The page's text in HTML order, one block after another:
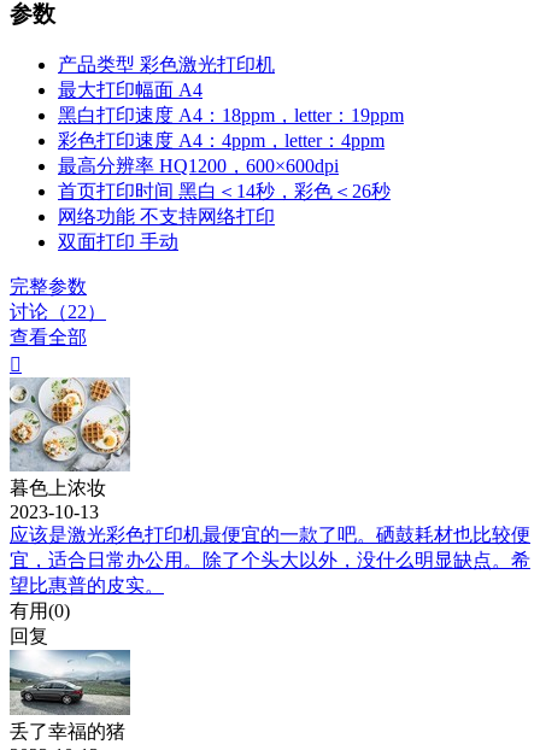
参数
产品类型 彩色激光打印机
最大打印幅面 A4
黑白打印速度 A4：18ppm，letter：19ppm
彩色打印速度 A4：4ppm，letter：4ppm
最高分辨率 HQ1200，600×600dpi
首页打印时间 黑白＜14秒，彩色＜26秒
网络功能 不支持网络打印
双面打印 手动
完整参数
讨论（22）
查看全部

暮色上浓妆
2023-10-13
应该是激光彩色打印机最便宜的一款了吧。硒鼓耗材也比较便
宜，适合日常办公用。除了个头大以外，没什么明显缺点。希
望比惠普的皮实。
有用(0)
回复
丢了幸福的猪